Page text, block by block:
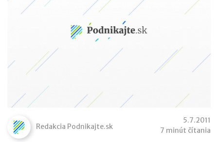
Redakcia Podnikajte.sk
5.7.2011
7 minút čítania